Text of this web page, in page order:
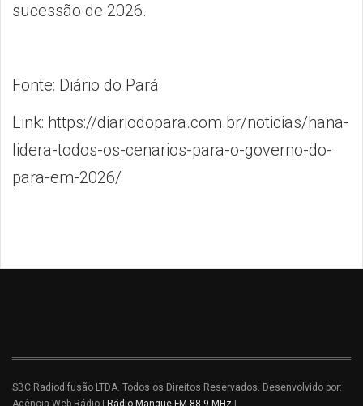
sucessão de 2026.
Fonte: Diário do Pará
Link: https://diariodopara.com.br/noticias/hana-
lidera-todos-os-cenarios-para-o-governo-do-
para-em-2026/
SBC Radiodifusão LTDA. Todos os Direitos Reservados. Desenvolvido por: